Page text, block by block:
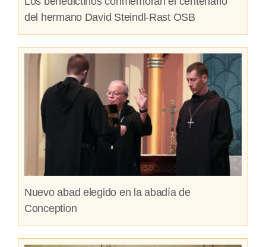
del hermano David Steindl-Rast OSB
Nuevo abad elegido en la abadía de
Conception